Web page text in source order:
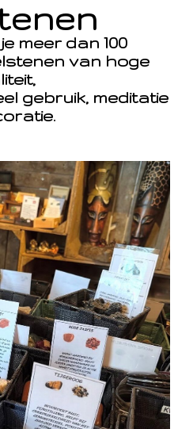
meer dan 100
van hoge
gebruik, meditatie